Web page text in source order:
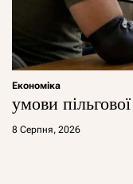
Економіка
умови
8 Серпня, 2026